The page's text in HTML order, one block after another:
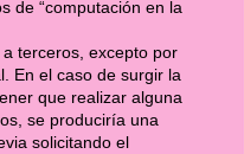
de “computación en la
terceros, excepto por
En el caso de surgir la
que realizar alguna
se produciría una
solicitando el